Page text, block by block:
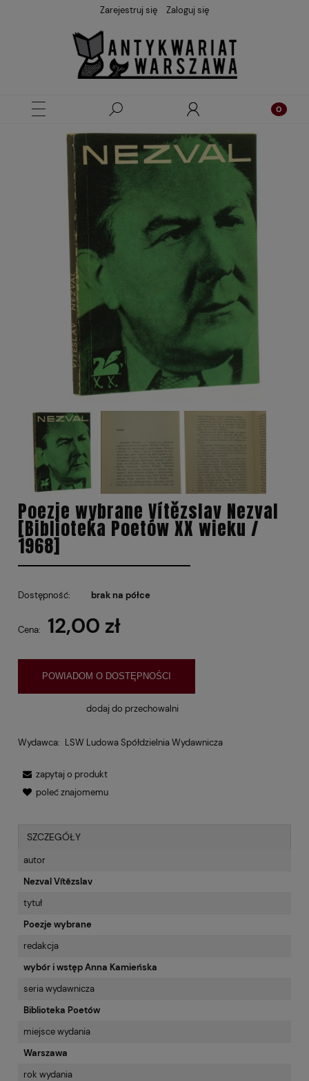
Zarejestruj się Zaloguj się
Poezje wybrane Vítězslav Nezval
[Biblioteka Poetów XX wieku /
1968]
Dostępność: brak na półce
Cena: 12,00 zł
POWIADOM O DOSTĘPNOŚCI
dodaj do przechowalni
Wydawca: LSW Ludowa Spółdzielnia Wydawnicza
zapytaj o produkt
poleć znajomemu
SZCZEGÓŁY
autor
Nezval Vítězslav
tytuł
Poezje wybrane
redakcja
wybór i wstęp Anna Kamieńska
seria wydawnicza
Biblioteka Poetów
miejsce wydania
Warszawa
rok wydania